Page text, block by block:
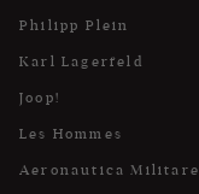
Philipp Plein
Karl Lagerfeld
Joop!
Les Hommes
Aeronautica Militare